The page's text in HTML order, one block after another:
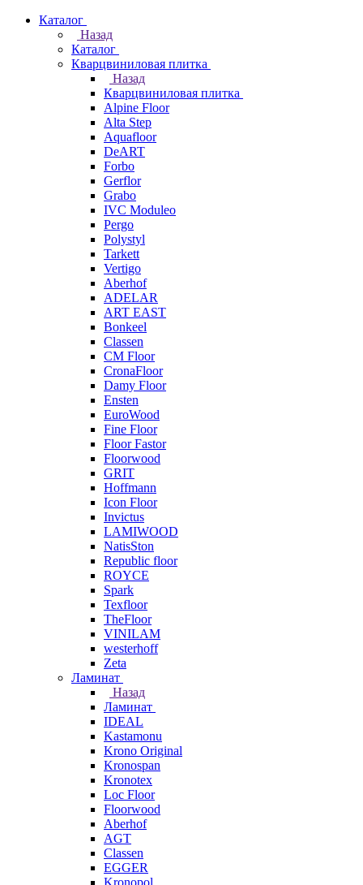
Каталог
Назад
Каталог
Кварцвиниловая плитка
Назад
Кварцвиниловая плитка
Alpine Floor
Alta Step
Aquafloor
DeART
Forbo
Gerflor
Grabo
IVC Moduleo
Pergo
Polystyl
Tarkett
Vertigo
Aberhof
ADELAR
ART EAST
Bonkeel
Classen
CM Floor
CronaFloor
Damy Floor
Ensten
EuroWood
Fine Floor
Floor Fastor
Floorwood
GRIT
Hoffmann
Icon Floor
Invictus
LAMIWOOD
NatisSton
Republic floor
ROYCE
Spark
Texfloor
TheFloor
VINILAM
westerhoff
Zeta
Ламинат
Назад
Ламинат
IDEAL
Kastamonu
Krono Original
Kronospan
Kronotex
Loc Floor
Floorwood
Aberhof
AGT
Classen
EGGER
Kronopol